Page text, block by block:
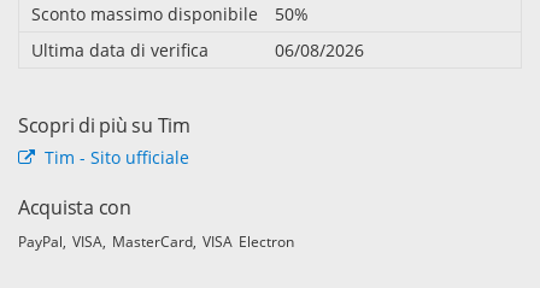
Sconto massimo disponibile
50%
Ultima data di verifica
06/08/2026
Scopri di più su Tim
Tim - Sito ufficiale
Acquista con
PayPal VISA MasterCard VISA Electron